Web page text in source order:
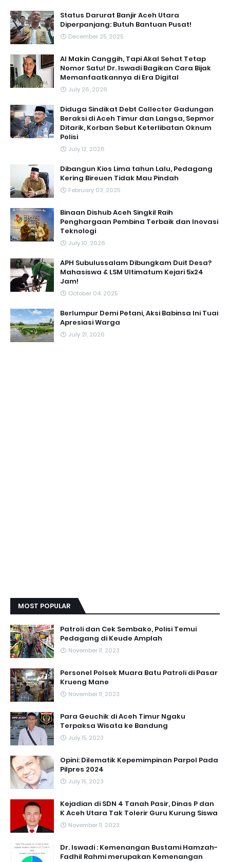
Status Darurat Banjir Aceh Utara
Diperpanjang: Butuh Bantuan Pusat!
December 25, 2025
AI Makin Canggih, Tapi Akal Sehat Tetap
Nomor Satu! Dr. Iswadi Bagikan Cara Bijak
Memanfaatkannya di Era Digital
July 26, 2026
Diduga Sindikat Debt Collector Gadungan
Beraksi di Aceh Timur dan Langsa, Sepmor
Ditarik, Korban Sebut Keterlibatan Oknum
Polisi
July 12, 2026
Dibangun Kios Lima tahun Lalu, Pedagang
Kering Bireuen Tidak Mau Pindah
February 03, 2025
Binaan Dishub Aceh Singkil Raih
Penghargaan Pembina Terbaik dan Inovasi
Teknologi
July 10, 2026
APH Subulussalam Dibungkam Duit Desa?
Mahasiswa & LSM Ultimatum Kejari 5x24
Jam!
October 04, 2025
Berlumpur Demi Petani, Aksi Babinsa Ini Tuai
Apresiasi Warga
July 21, 2026
MOST POPULAR
Patroli dan Cek Sembako, Polisi Temui
Pedagang di Keude Amplah
November 11, 2023
Personel Polsek Muara Batu Patroli di Pasar
Krueng Mane
November 11, 2023
Para Geuchik di Aceh Timur Ngaku
Terpaksa Wisata ke Bandung
July 15, 2023
Opini: Dilematik Kepemimpinan Parpol Pada
Pilpres 2024
July 15, 2023
Kejadian di SDN 4 Tanah Pasir, Dinas P dan
K Aceh Utara Tak Tolerir Guru Kurung Siswa
November 11, 2023
Dr. Iswadi : Kemenangan Bustami Hamzah-
Fadhil Rahmi merupakan Kemenangan